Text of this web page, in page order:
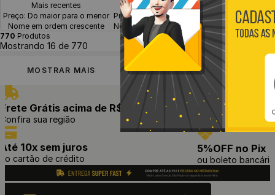
Mais recentes
Desconto
Preço: Do maior para o menor Preço: Do menor para o maior
Nome em ordem crescente
Nome em ordem decrescente
770 Produtos
Mostrando 16 de 770
MOSTRAR MAIS
Frete Grátis acima de R$97
Confira sua região
Envio em até 24h
após aprovação do pedido
Até 10x sem juros
no cartão de crédito
5%OFF no Pix
ou boleto bancário